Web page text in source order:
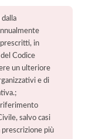
prescritti, in
Codice
un ulteriore
e di
riferimento
salvo casi
prescrizione più